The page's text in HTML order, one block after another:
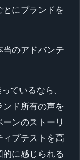
にブランドを
のアドバンテ
ているなら、
ド所有の声を
ンのストーリ
ブテストを高
に感じられる